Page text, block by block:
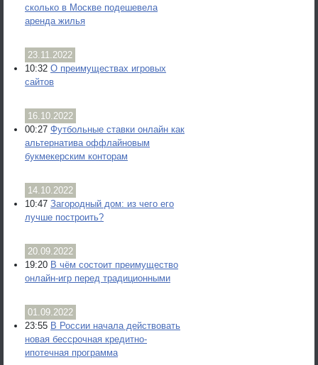
сколько в Москве подешевела
аренда жилья
23.11.2022
10:32 О преимуществах игровых
сайтов
16.10.2022
00:27 Футбольные ставки онлайн как
альтернатива оффлайновым
букмекерским конторам
14.10.2022
10:47 Загородный дом: из чего его
лучше построить?
20.09.2022
19:20 В чём состоит преимущество
онлайн-игр перед традиционными
01.09.2022
23:55 В России начала действовать
новая бессрочная кредитно-
ипотечная программа